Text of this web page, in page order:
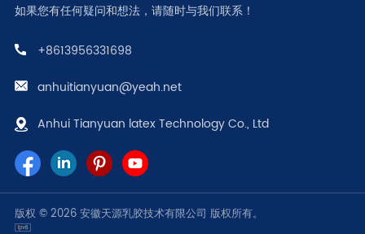
如果您有任何疑问和想法，请随时与我们联系！
+8613956331698
anhuitianyuan@yeah.net
Anhui Tianyuan latex Technology Co., Ltd
版权 © 2026 安徽天源乳胶技术有限公司 版权所有。